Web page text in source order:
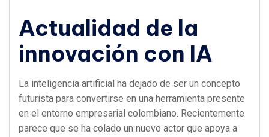
Actualidad de la
innovación con IA
La inteligencia artificial ha dejado de ser un concepto
futurista para convertirse en una herramienta presente
en el entorno empresarial colombiano. Recientemente
parece que se ha colado un nuevo actor que apoya a